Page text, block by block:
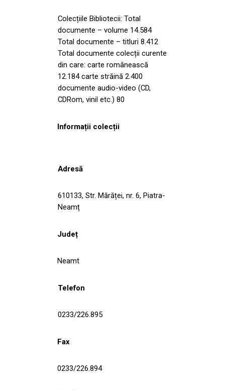
Colecțiile Bibliotecii: Total
documente – volume 14.584
Total documente – titluri 8.412
Total documente colecții curente
din care: carte românească
12.184 carte străină 2.400
documente audio-video (CD,
CDRom, vinil etc.) 80
Informații colecții
Adresă
610133, Str. Mărăței, nr. 6, Piatra-
Neamț
Județ
Neamt
Telefon
0233/226.895
Fax
0233/226.894